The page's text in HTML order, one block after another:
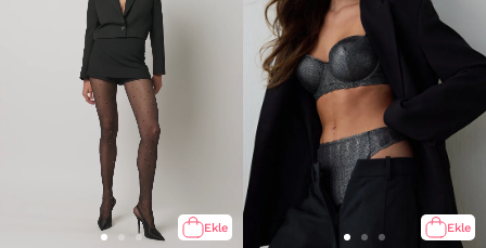
Ekle Ekle